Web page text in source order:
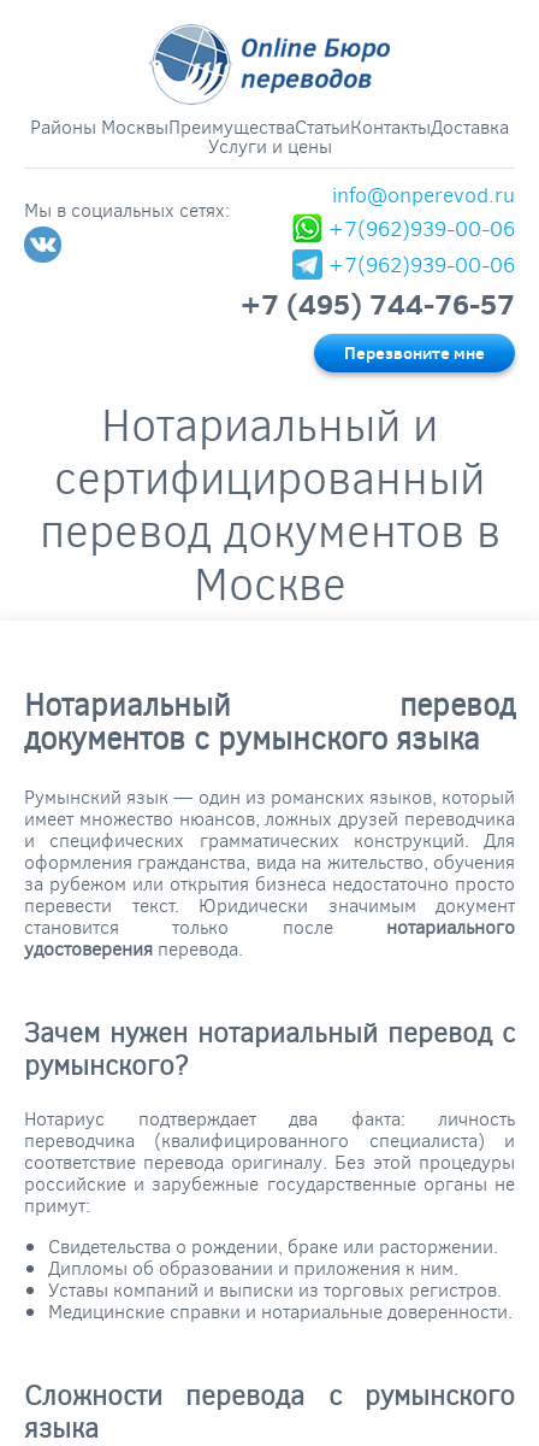
Районы МосквыПреимуществаСтатьиКонтактыДоставка
Услуги и цены
Мы в социальных сетях:
info@onperevod.ru
+7(962)939-00-06
+7(962)939-00-06
+7 (495) 744-76-57
Перезвоните мне
Нотариальный и
сертифицированный
перевод документов в
Москве
Нотариальный перевод
документов с румынского языка
Румынский язык — один из романских языков, который
имеет множество нюансов, ложных друзей переводчика
и специфических грамматических конструкций. Для
оформления гражданства, вида на жительство, обучения
за рубежом или открытия бизнеса недостаточно просто
перевести текст. Юридически значимым документ
становится только после нотариального
удостоверения перевода.
Зачем нужен нотариальный перевод с
румынского?
Нотариус подтверждает два факта: личность
переводчика (квалифицированного специалиста) и
соответствие перевода оригиналу. Без этой процедуры
российские и зарубежные государственные органы не
примут:
Свидетельства о рождении, браке или расторжении.
Дипломы об образовании и приложения к ним.
Уставы компаний и выписки из торговых регистров.
Медицинские справки и нотариальные доверенности.
Сложности перевода с румынского
языка